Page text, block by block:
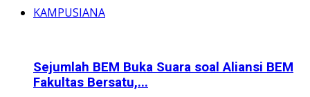
KAMPUSIANA
Sejumlah BEM Buka Suara soal Aliansi BEM
Fakultas Bersatu,...